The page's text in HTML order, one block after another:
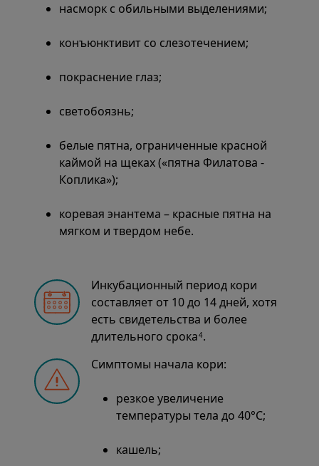
насморк с обильными выделениями;
конъюнктивит со слезотечением;
покраснение глаз;
светобоязнь;
белые пятна, ограниченные красной
каймой на щеках («пятна Филатова -
Коплика»);
коревая энантема – красные пятна на
мягком и твердом небе.
Инкубационный период кори
составляет от 10 до 14 дней, хотя
есть свидетельства и более
длительного срока4.
Симптомы начала кори:
резкое увеличение
температуры тела до 40°С;
кашель;